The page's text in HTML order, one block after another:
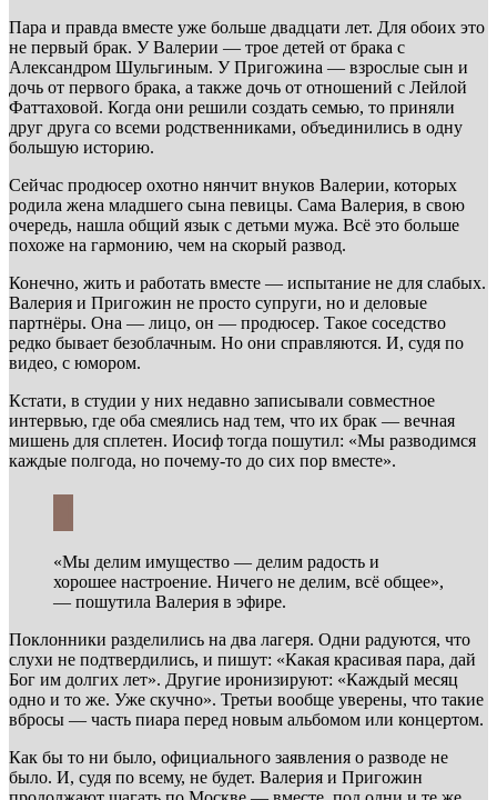
Пара и правда вместе уже больше двадцати лет. Для обоих это
не первый брак. У Валерии — трое детей от брака с
Александром Шульгиным. У Пригожина — взрослые сын и
дочь от первого брака, а также дочь от отношений с Лейлой
Фаттаховой. Когда они решили создать семью, то приняли
друг друга со всеми родственниками, объединились в одну
большую историю.
Сейчас продюсер охотно нянчит внуков Валерии, которых
родила жена младшего сына певицы. Сама Валерия, в свою
очередь, нашла общий язык с детьми мужа. Всё это больше
похоже на гармонию, чем на скорый развод.
Конечно, жить и работать вместе — испытание не для слабых.
Валерия и Пригожин не просто супруги, но и деловые
партнёры. Она — лицо, он — продюсер. Такое соседство
редко бывает безоблачным. Но они справляются. И, судя по
видео, с юмором.
Кстати, в студии у них недавно записывали совместное
интервью, где оба смеялись над тем, что их брак — вечная
мишень для сплетен. Иосиф тогда пошутил: «Мы разводимся
каждые полгода, но почему-то до сих пор вместе».
«Мы делим имущество — делим радость и
хорошее настроение. Ничего не делим, всё общее»,
— пошутила Валерия в эфире.
Поклонники разделились на два лагеря. Одни радуются, что
слухи не подтвердились, и пишут: «Какая красивая пара, дай
Бог им долгих лет». Другие иронизируют: «Каждый месяц
одно и то же. Уже скучно». Третьи вообще уверены, что такие
вбросы — часть пиара перед новым альбомом или концертом.
Как бы то ни было, официального заявления о разводе не
было. И, судя по всему, не будет. Валерия и Пригожин